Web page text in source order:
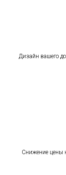
Дизайн вашего
Снижение цены